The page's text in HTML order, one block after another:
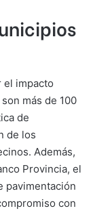
el impacto
más de 100
de
de los
Además,
Provincia, el
pavimentación
con